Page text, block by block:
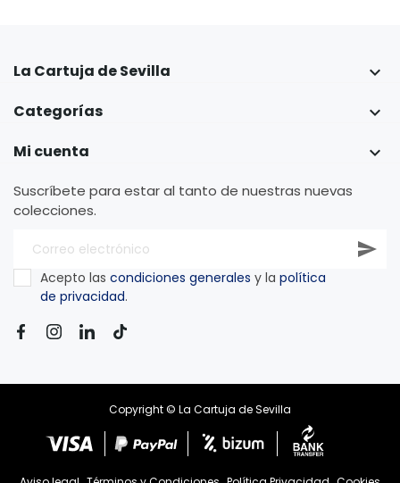
La Cartuja de Sevilla 
Categorías 
Mi cuenta 
Suscríbete para estar al tanto de nuestras nuevas
colecciones.
Acepto las condiciones generales y la política
de privacidad.
Copyright © La Cartuja de Sevilla